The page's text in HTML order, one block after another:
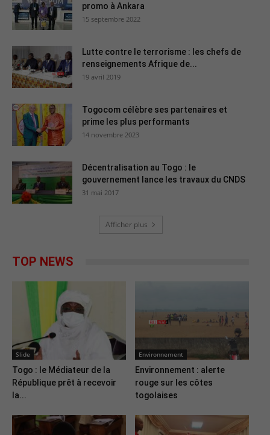
promo à Ankara
15 septembre 2022
Lutte contre le terrorisme : les chefs de
renseignements Afrique de...
19 avril 2019
Togocom célèbre ses partenaires et
prime les plus performants
14 novembre 2023
Décentralisation au Togo : le
gouvernement lance les travaux du CNDS
31 mai 2017
Afficher plus
TOP NEWS
Slide
Togo : le Médiateur de la
République prêt à recevoir
la...
Environnement
Environnement : alerte
rouge sur les côtes
togolaises